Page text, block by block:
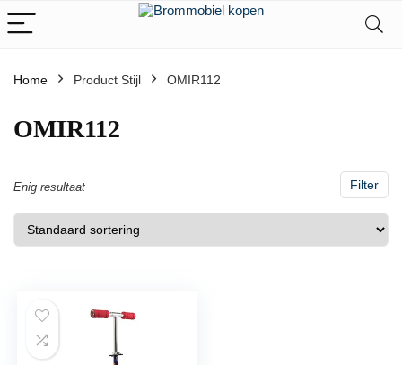
Home Product Stijl ‎OMIR112
‎OMIR112
Filter
Enig resultaat